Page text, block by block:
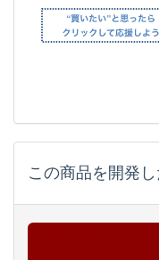
この商品を開発